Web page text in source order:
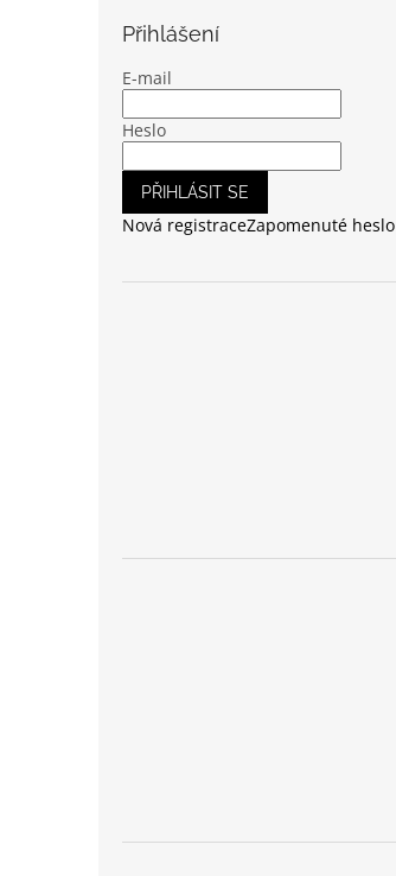
Přihlášení
E-mail
Heslo
PŘIHLÁSIT SE
Nová registraceZapomenuté heslo